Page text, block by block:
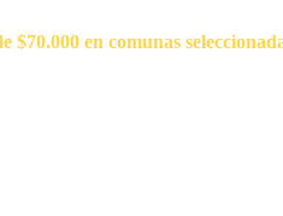
$70.000 en comunas